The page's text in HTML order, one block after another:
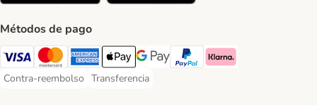
Métodos de pago
Visa Payment Method
Mastercard Payment Method
American Express Payment Method
Apple Pay Payment Method
Google Pay Payment Method
PayPal Payment Method
Klarna Payment Method
Contra-reembolso
Contra-reembolso Payment Method
Transferencia
Transferencia Payment Method